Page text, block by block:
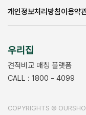
개인정보처리방침이용약
우리집
견적비교 매칭 플랫폼
CALL : 1800 - 4099
COPYRIGHTS ©